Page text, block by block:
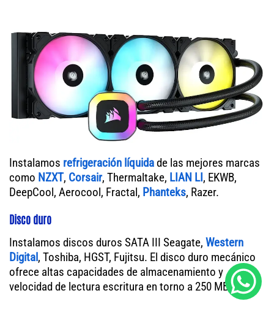
Instalamos refrigeración líquidade las mejores marcas
como NZXT, Corsair, Thermaltake, LIAN LI, EKWB,
DeepCool, Aerocool, Fractal, Phanteks, Razer.
Disco duro
Instalamos discos duros SATA III Seagate, Western
Digital, Toshiba, HGST, Fujitsu. El disco duro mecánico
ofrece altas capacidades de almacenamiento y
velocidad de lectura escritura en torno a 250 MB/s.